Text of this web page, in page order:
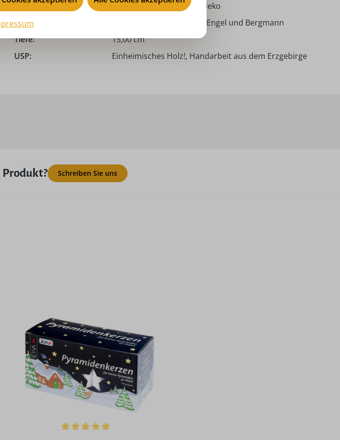
Saison:
Adventszeit, Weihnachtsdeko
Serie:
SEIFFEN.COM by Nestler - Engel und Bergmann
Tiefe:
15,00 cm
USP:
Einheimisches Holz!, Handarbeit aus dem Erzgebirge
Produkt? Schreiben Sie uns